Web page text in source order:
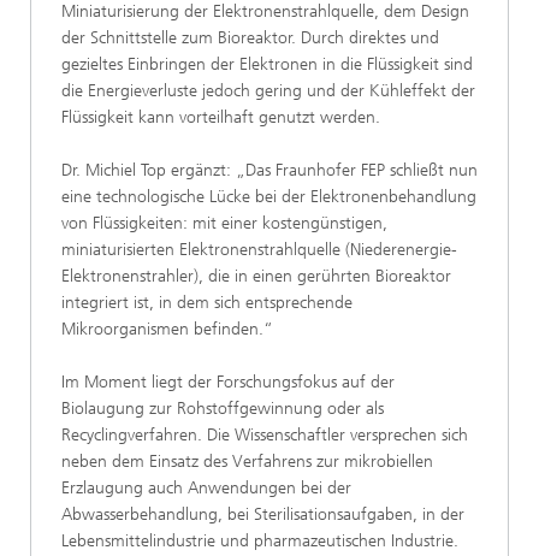
Miniaturisierung der Elektronenstrahlquelle, dem Design
der Schnittstelle zum Bioreaktor. Durch direktes und
gezieltes Einbringen der Elektronen in die Flüssigkeit sind
die Energieverluste jedoch gering und der Kühleffekt der
Flüssigkeit kann vorteilhaft genutzt werden.
Dr. Michiel Top ergänzt: „Das Fraunhofer FEP schließt nun
eine technologische Lücke bei der Elektronenbehandlung
von Flüssigkeiten: mit einer kostengünstigen,
miniaturisierten Elektronenstrahlquelle (Niederenergie-
Elektronenstrahler), die in einen gerührten Bioreaktor
integriert ist, in dem sich entsprechende
Mikroorganismen befinden.“
Im Moment liegt der Forschungsfokus auf der
Biolaugung zur Rohstoffgewinnung oder als
Recyclingverfahren. Die Wissenschaftler versprechen sich
neben dem Einsatz des Verfahrens zur mikrobiellen
Erzlaugung auch Anwendungen bei der
Abwasserbehandlung, bei Sterilisationsaufgaben, in der
Lebensmittelindustrie und pharmazeutischen Industrie.